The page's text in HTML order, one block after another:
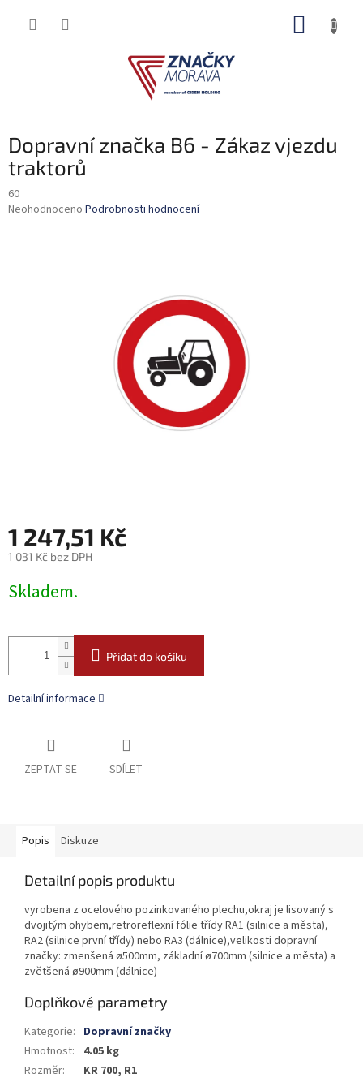
Dopravní značka B6 - Zákaz vjezdu
traktorů
60
Průměrné
Neohodnoceno Podrobnosti hodnocení
1 247,51 Kč
1 031 Kč bez DPH
cena:
Skladem.
Přidat do košíku
Detailní informace
ZEPTAT SE SDÍLET
Popis Diskuze
Detailní popis produktu
vyrobena z ocelového pozinkovaného plechu,okraj je lisovaný s
dvojitým ohybem,retroreflexní fólie třídy RA1 (silnice a města),
RA2 (silnice první třídy) nebo RA3 (dálnice),velikosti dopravní
značky: zmenšená ø500mm, základní ø700mm (silnice a města) a
zvětšená ø900mm (dálnice)
Doplňkové parametry
Kategorie: Dopravní značky
Hmotnost:
4.05 kg
Rozměr: KR 700, R1